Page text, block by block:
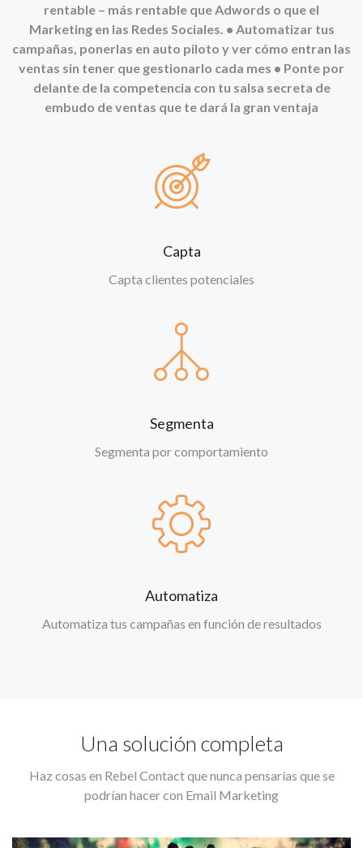
rentable – más rentable que Adwords o que el
Marketing en las Redes Sociales. • Automatizar tus
campañas, ponerlas en auto piloto y ver cómo entran las
ventas sin tener que gestionarlo cada mes • Ponte por
delante de la competencia con tu salsa secreta de
embudo de ventas que te dará la gran ventaja
Capta
Capta clientes potenciales
Segmenta
Segmenta por comportamiento
Automatiza
Automatiza tus campañas en función de resultados
Una solución completa
Haz cosas en Rebel Contact que nunca pensarías que se
podrían hacer con Email Marketing